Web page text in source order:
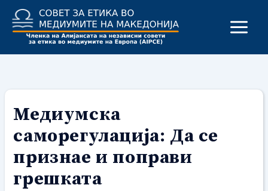
content
Медиумска
саморегулација: Да се
признае и поправи
грешката